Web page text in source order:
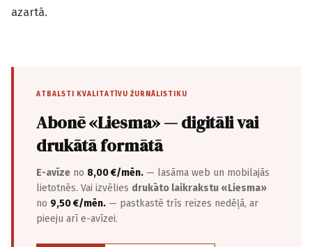
azartā.
ATBALSTI KVALITATĪVU ŽURNĀLISTIKU
Abonē «Liesma» — digitāli vai
drukātā formātā
E-avīze no 8,00 €/mēn. — lasāma web un mobilajās
lietotnēs. Vai izvēlies drukāto laikrakstu «Liesma»
no 9,50 €/mēn. — pastkastē trīs reizes nedēļā, ar
pieeju arī e-avīzei.